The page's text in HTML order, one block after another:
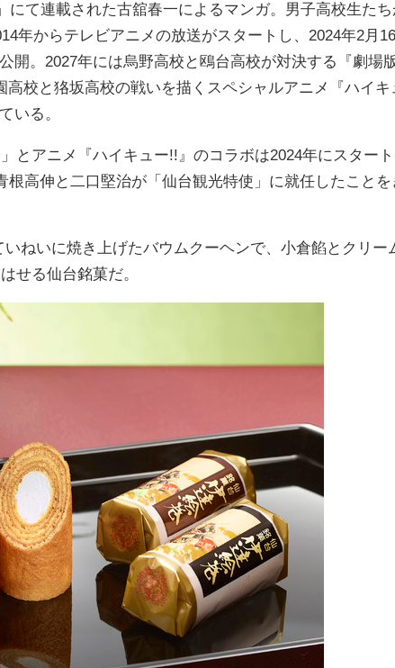
にて連載された古舘春一によるマンガ。男子高校生た
年からテレビアニメの放送がスタートし、2024年2月16
開。2027年には烏野高校と鴎台高校が対決する『劇場
校と狢坂高校の戦いを描くスペシャルアニメ『ハイキ
いる。
とアニメ『ハイキュー!!』のコラボは2024年にスタート
高伸と二口堅治が「仙台観光特使」に就任したことを
ねいに焼き上げたバウムクーヘンで、小倉餡とクリー
せる仙台銘菓だ。